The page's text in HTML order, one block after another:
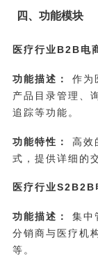
四、功能模块
医疗行业B2B电
功能描述：
作为
产品目录管理、
追踪等功能。
功能特性：
高效
式，提供详细的
医疗行业S2B2B
功能描述：
集中
分销商与医疗机
等。